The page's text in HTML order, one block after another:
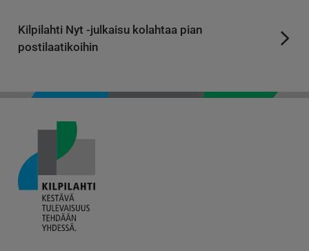
Kilpilahti Nyt -julkaisu kolahtaa pian
postilaatikoihin